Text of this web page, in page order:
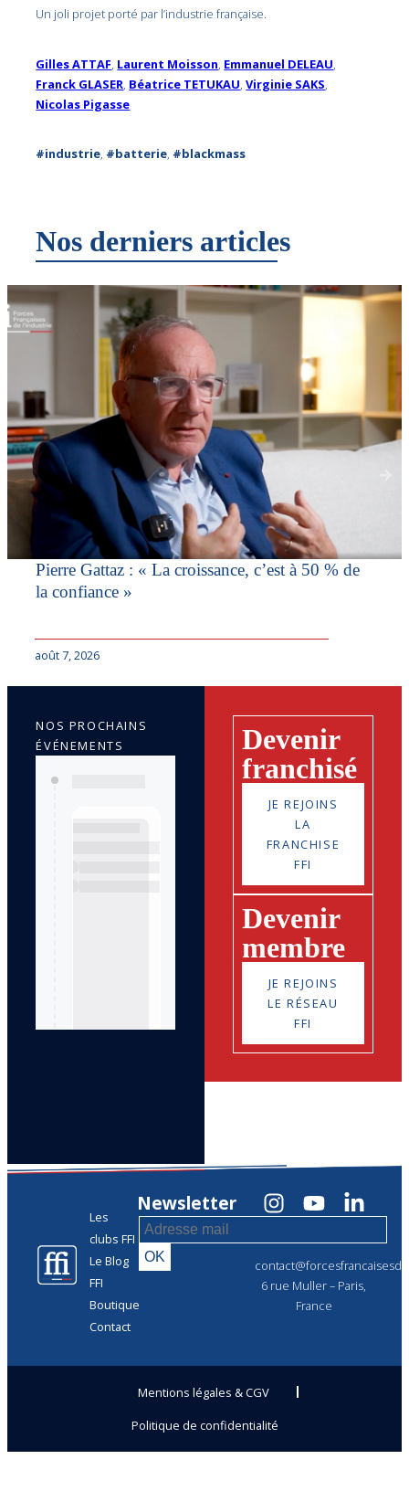
Un joli projet porté par l’industrie française.
Gilles ATTAF Laurent Moisson Emmanuel DELEAU
Franck GLASER Béatrice TETUKAU ,Virginie SAKS
Nicolas Pigasse
#industrie, #batterie, #blackmass
Nos derniers articles
Pierre Gattaz : « La croissance, c’est à 50 % de
la confiance »
août 7, 2026
Devenir
franchisé
JE REJOINS
LA
FRANCHISE
FFI
Devenir
membre
JE REJOINS
LE RÉSEAU
FFI
NOS PROCHAINS
ÉVÉNEMENTS
Les
clubs FFI
Le Blog
FFI
Boutique
Contact
6 rue Muller – Paris,
France
Newsletter
Mentions légales & CGV
Politique de confidentialité